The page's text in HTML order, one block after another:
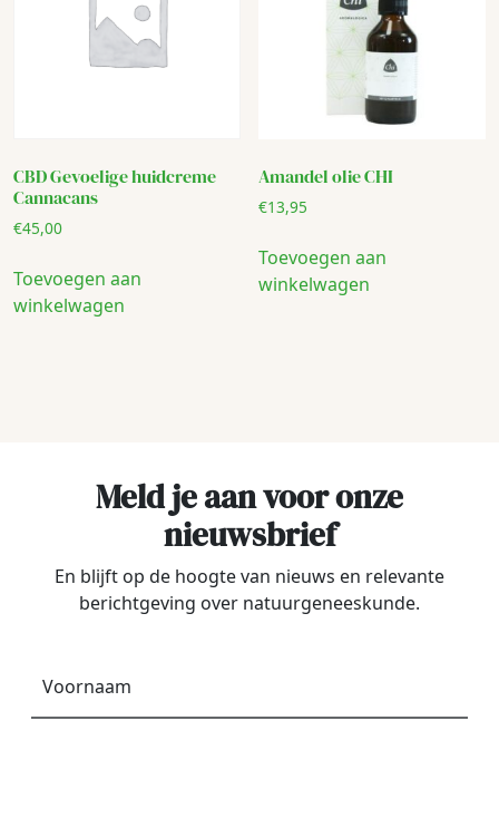
CBD Gevoelige huidcreme
Cannacans
€45,00
Toevoegen aan
winkelwagen
Amandel olie CHI
€13,95
Toevoegen aan
winkelwagen
Meld je aan voor onze
nieuwsbrief
En blijft op de hoogte van nieuws en relevante
berichtgeving over natuurgeneeskunde.